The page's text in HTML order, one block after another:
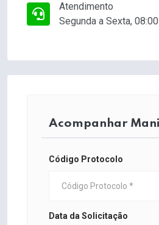
Atendimento
Segunda a Sexta,
Acompanhar
Código Protocolo
Data da Solicitação